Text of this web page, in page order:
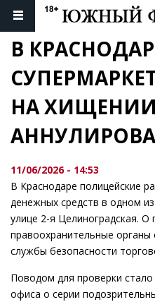
В
НА ХИЩЕНИИ
11/06/2026 - 14:53
В Краснодаре полицейские
денежных средств в одном
улице 2-я Целиноградская. О
правоохранительные
службы безопасности
Поводом для проверки
офиса о серии